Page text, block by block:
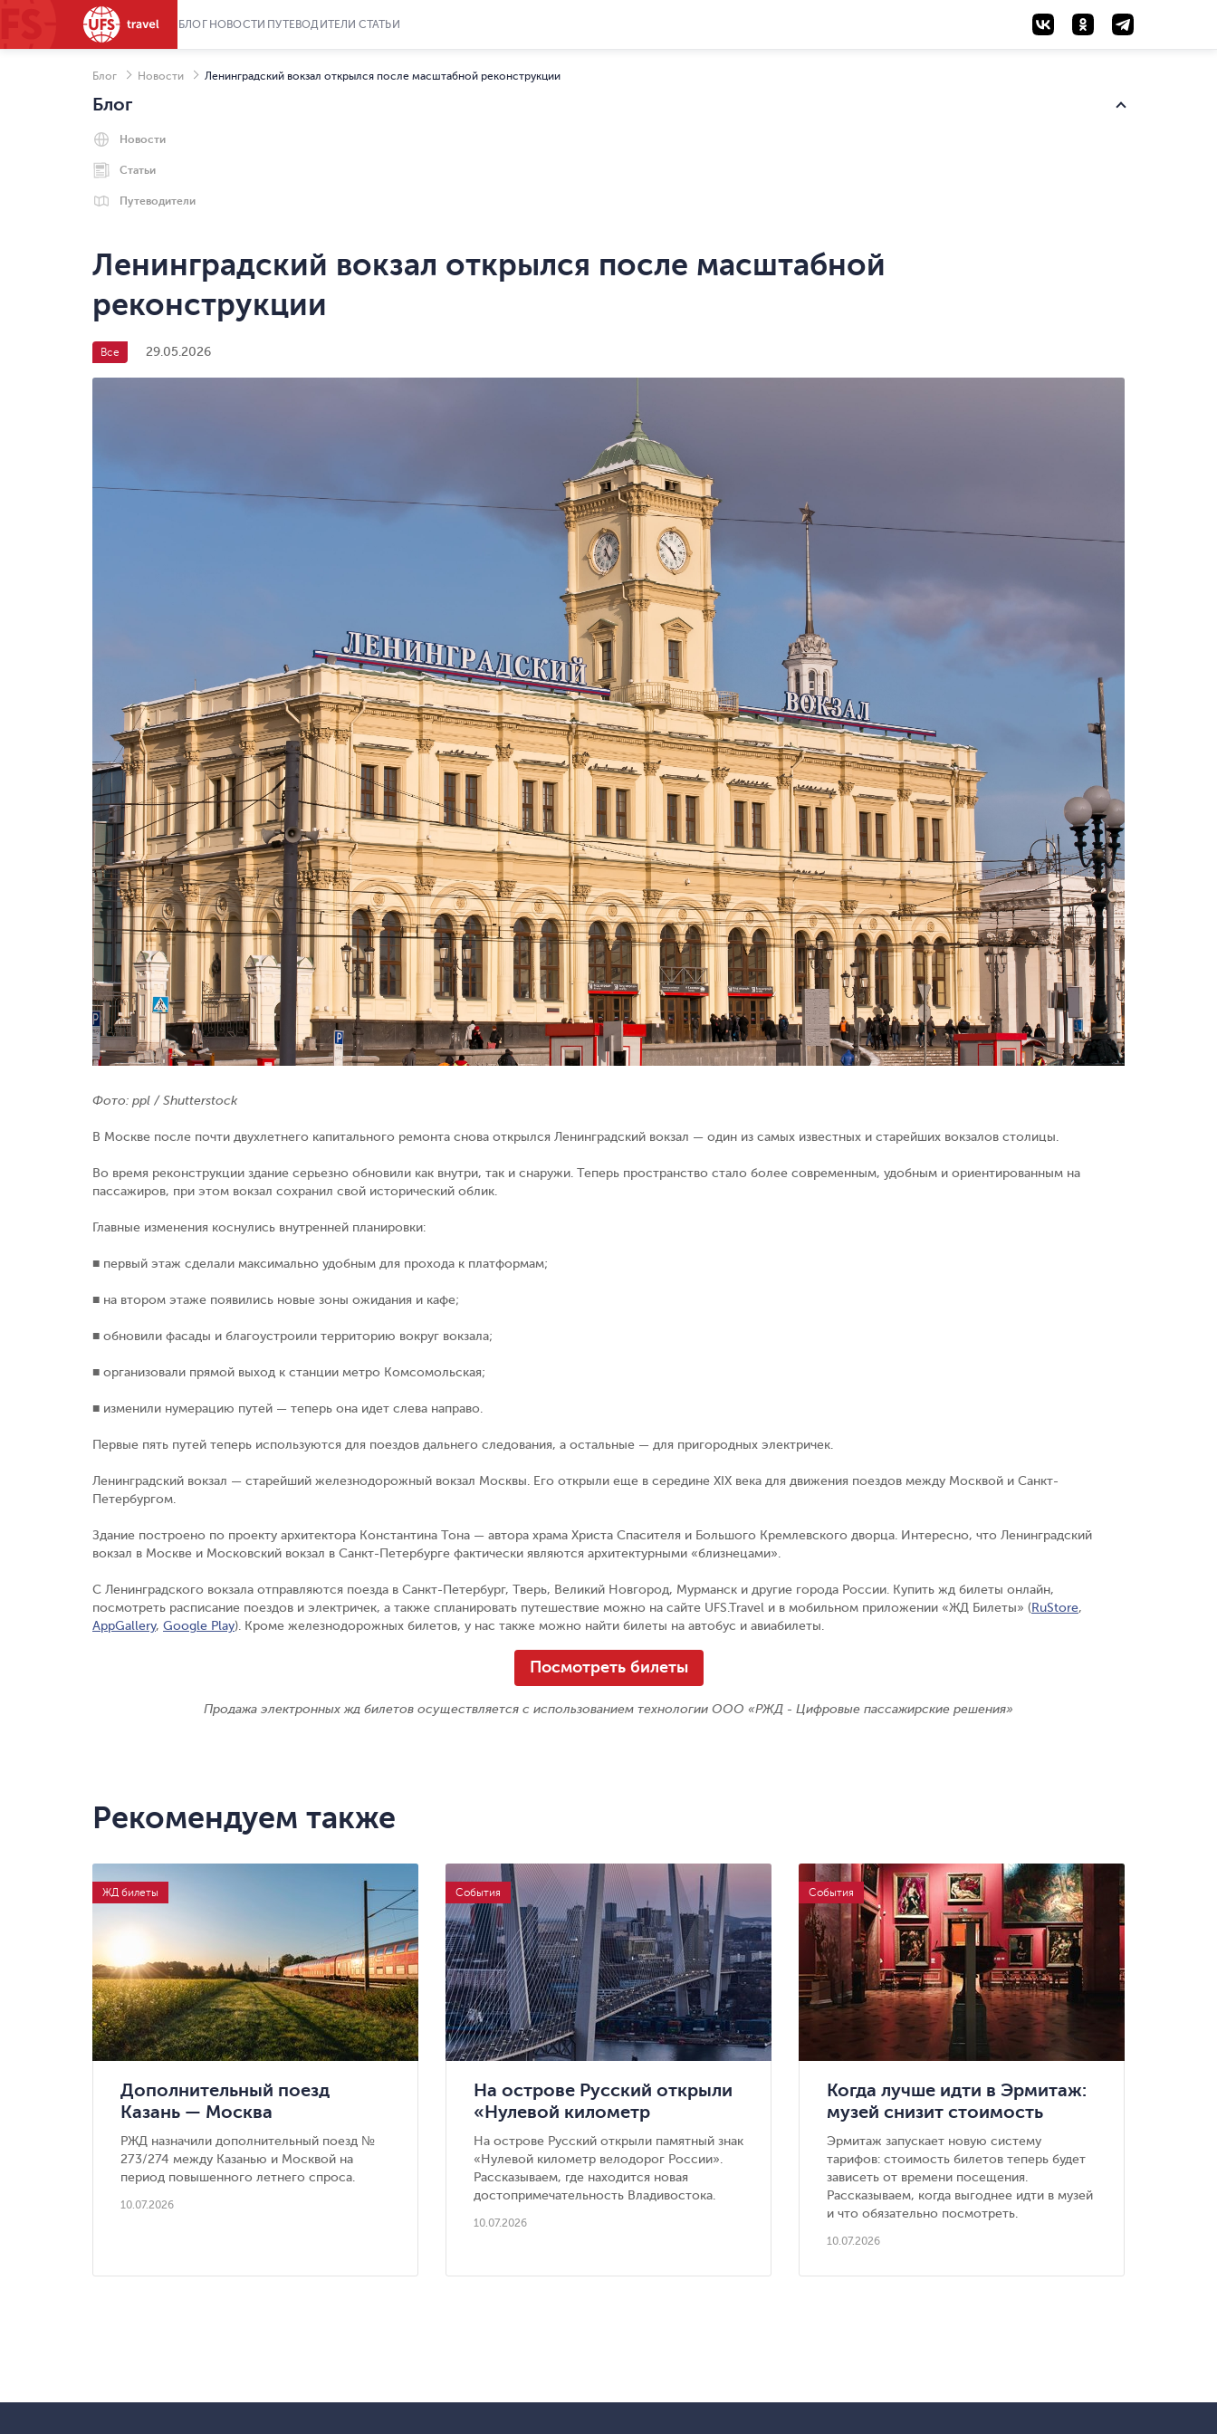
БЛОГ НОВОСТИ ПУТЕВОДИТЕЛИ СТАТЬИ
Блог Новости Ленинградский вокзал открылся после масштабной реконструкции
Блог
Новости
Статьи
Путеводители
Ленинградский вокзал открылся после масштабной
реконструкции
Все 29.05.2026
Фото: ppl / Shutterstock
В Москве после почти двухлетнего капитального ремонта снова открылся Ленинградский вокзал — один из самых известных и старейших вокзалов столицы.
Во время реконструкции здание серьезно обновили как внутри, так и снаружи. Теперь пространство стало более современным, удобным и ориентированным на
пассажиров, при этом вокзал сохранил свой исторический облик.
Главные изменения коснулись внутренней планировки:
■ первый этаж сделали максимально удобным для прохода к платформам;
■ на втором этаже появились новые зоны ожидания и кафе;
■ обновили фасады и благоустроили территорию вокруг вокзала;
■ организовали прямой выход к станции метро Комсомольская;
■ изменили нумерацию путей — теперь она идет слева направо.
Первые пять путей теперь используются для поездов дальнего следования, а остальные — для пригородных электричек.
Ленинградский вокзал — старейший железнодорожный вокзал Москвы. Его открыли еще в середине XIX века для движения поездов между Москвой и Санкт-
Петербургом.
Здание построено по проекту архитектора Константина Тона — автора храма Христа Спасителя и Большого Кремлевского дворца. Интересно, что Ленинградский
вокзал в Москве и Московский вокзал в Санкт-Петербурге фактически являются архитектурными «близнецами».
С Ленинградского вокзала отправляются поезда в Санкт-Петербург, Тверь, Великий Новгород, Мурманск и другие города России. Купить жд билеты онлайн,
посмотреть расписание поездов и электричек, а также спланировать путешествие можно на сайте UFS.Travel и в мобильном приложении «ЖД Билеты» (RuStore,
AppGallery, Google Play). Кроме железнодорожных билетов, у нас также можно найти билеты на автобус и авиабилеты.
Посмотреть билеты
Продажа электронных жд билетов осуществляется с использованием технологии ООО «РЖД - Цифровые пассажирские решения»
Рекомендуем также
ЖД билеты
Дополнительный поезд
Казань — Москва
РЖД назначили дополнительный поезд №
273/274 между Казанью и Москвой на
период повышенного летнего спроса.
10.07.2026
События
На острове Русский открыли
«Нулевой километр
велодорог России» — новая
достопримечательность
Владивостока
На острове Русский открыли памятный знак
«Нулевой километр велодорог России».
Рассказываем, где находится новая
достопримечательность Владивостока.
10.07.2026
События
Когда лучше идти в Эрмитаж:
музей снизит стоимость
вечерних билетов
Эрмитаж запускает новую систему
тарифов: стоимость билетов теперь будет
зависеть от времени посещения.
Рассказываем, когда выгоднее идти в музей
и что обязательно посмотреть.
10.07.2026